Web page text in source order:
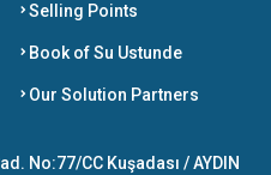
Selling Points
Book of Su Ustunde
Our Solution Partners
No:77/CC Kuşadası / AYDIN